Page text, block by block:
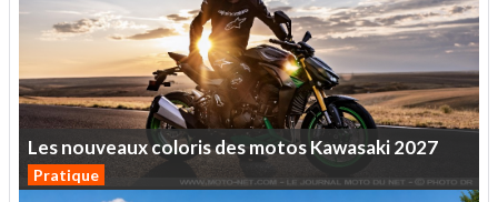
LesnouveauxcolorisdesmotosKawasaki2027
Pratique